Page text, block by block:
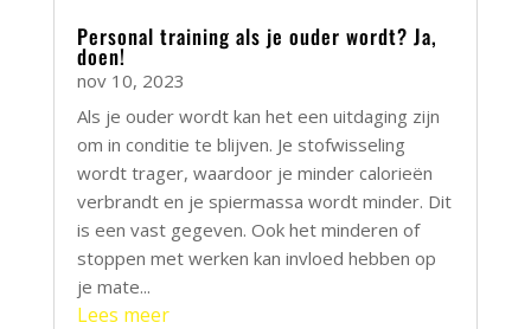
Personal training als je ouder wordt? Ja,
doen!
nov 10, 2023
Als je ouder wordt kan het een uitdaging zijn
om in conditie te blijven. Je stofwisseling
wordt trager, waardoor je minder calorieën
verbrandt en je spiermassa wordt minder. Dit
is een vast gegeven. Ook het minderen of
stoppen met werken kan invloed hebben op
je mate...
Lees meer